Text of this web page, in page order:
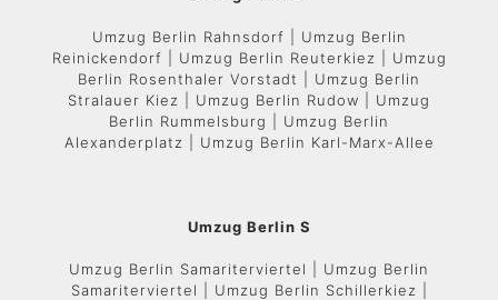
Umzug Berlin Rahnsdorf | Umzug Berlin
Reinickendorf | Umzug Berlin Reuterkiez | Umzug
Berlin Rosenthaler Vorstadt | Umzug Berlin
Stralauer Kiez | Umzug Berlin Rudow | Umzug
Berlin Rummelsburg | Umzug Berlin
Alexanderplatz | Umzug Berlin Karl-Marx-Allee
Umzug Berlin S
Umzug Berlin Samariterviertel | Umzug Berlin
Samariterviertel | Umzug Berlin Schillerkiez |